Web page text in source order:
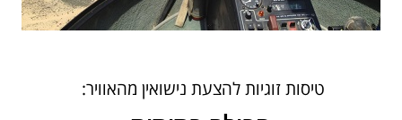
טיסות זוגיות להצעת נישואין מהאוויר: